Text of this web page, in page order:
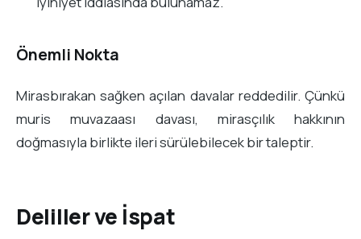
Önemli Nokta
Mirasbırakan sağken açılan davalar reddedilir. Çünkü
muris muvazaası davası, mirasçılık hakkının
doğmasıyla birlikte ileri sürülebilecek bir taleptir.
Deliller ve İspat